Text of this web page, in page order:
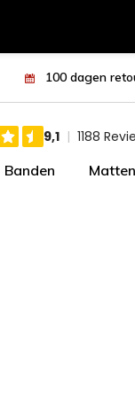
100 dagen
Banden Matten